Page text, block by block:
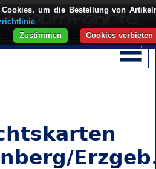
Cookies, um die Bestellung von
Cookies verbieten
Zustimmen